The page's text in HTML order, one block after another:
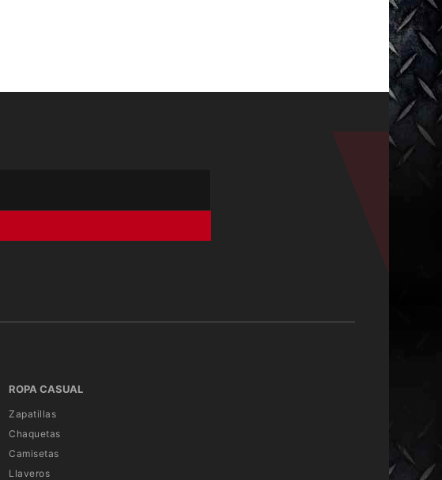
ROPA CASUAL
Zapatillas
Chaquetas
Camisetas
Llaveros